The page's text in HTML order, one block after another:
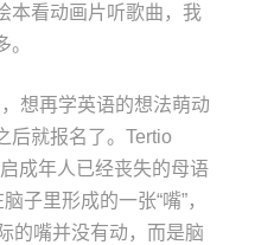
本看动画片听歌曲，我
想再学英语的想法萌动
后就报名了。Tertio
成年人已经丧失的母语
子里形成的一张“嘴”，
的嘴并没有动，而是脑